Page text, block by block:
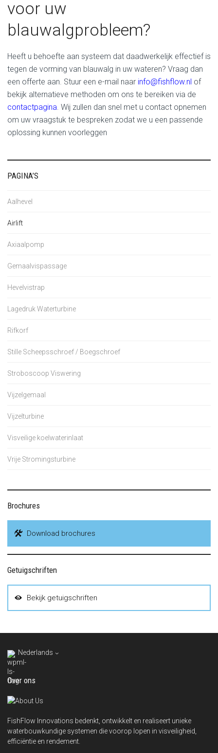
voor uw
blauwalgprobleem?
Heeft u behoefte aan systeem dat daadwerkelijk effectief is
tegen de vorming van blauwalg in uw wateren? Vraag dan
een offerte aan. Stuur een e-mail naar info@fishflow.nl of
bekijk alternatieve methoden om ons te bereiken via de
contactpagina. Wij zullen dan snel met u contact opnemen
om uw vraagstuk te bespreken zodat we u een passende
oplossing kunnen voorleggen
PAGINA’S
Aalhevel
Airlift
Axiaalpomp
Gemaalvispassage
Hevelvistrap
Lagedruk Waterturbine
Rifkorf
Stille Scheepsschroef / Boegschroef
Stroboscoop Viswering
Vijzelgemaal
Vijzelturbine
Visveilige koelwaterinlaat
Vrije Stromingsturbine
Brochures
Download brochures
Getuigschriften
Bekijk getuigschriften
Nederlands
Over ons
FishFlow Innovations bedenkt, ontwikkelt en realiseert unieke
waterbouwkundige systemen die voorop lopen in visveiligheid,
efficiëntie en rendement.